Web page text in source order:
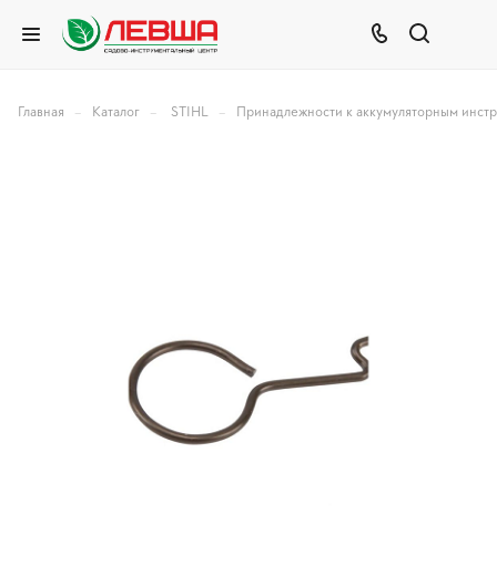
Главная – Каталог – STIHL – Принадлежности к аккумуляторным